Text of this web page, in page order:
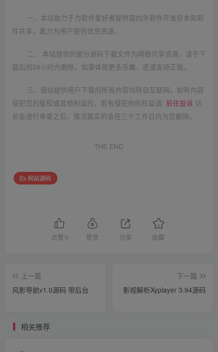
一、本站致力于为软件爱好者提供国内外软件开发技术和软
件共享，着力为用户提供优资资源。
二、 本站提供的部分源码下载文件为网络共享资源，请于下
载后的24小时内删除。如需体验更多乐趣，还请支持正版。
三、我站提供用户下载的所有内容均转自互联网。如有内容
侵犯您的版权或其他利益的，若有侵犯你的权益请: 前往投诉 站
长会进行审查之后，情况属实的会在三个工作日内为您删除。
THE END
网站源码
点赞 0 赞赏 分享 收藏
上一篇
风影导航v1.0源码 带后台
下一篇
影视解析Xyplayer 3.94源码
相关推荐